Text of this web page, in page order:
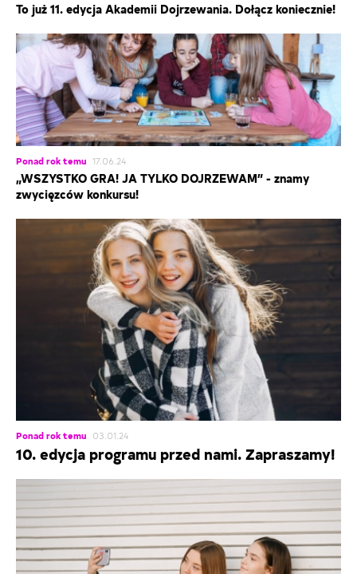
To już 11. edycja Akademii Dojrzewania. Dołącz koniecznie!
Ponad rok temu 17.06.24
„WSZYSTKO GRA! JA TYLKO DOJRZEWAM” - znamy
zwycięzców konkursu!
Ponad rok temu 03.01.24
10. edycja programu przed nami. Zapraszamy!